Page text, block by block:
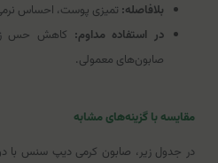
بلافاصله: تمیزی پوست، احساس
در استفاده مداوم: کاهش حس
صابون‌های معمولی.
مقایسه با گزینه‌های مشابه
در جدول زیر، صابون کرمی دیپ سنس با